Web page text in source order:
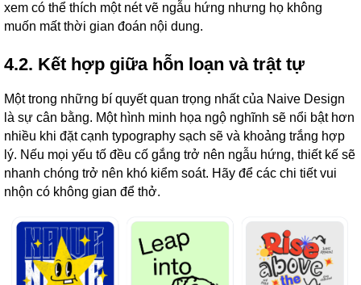
xem có thể thích một nét vẽ ngẫu hứng nhưng họ không
muốn mất thời gian đoán nội dung.
4.2. Kết hợp giữa hỗn loạn và trật tự
Một trong những bí quyết quan trọng nhất của Naive Design
là sự cân bằng. Một hình minh họa ngộ nghĩnh sẽ nổi bật hơn
nhiều khi đặt cạnh typography sạch sẽ và khoảng trắng hợp
lý. Nếu mọi yếu tố đều cố gắng trở nên ngẫu hứng, thiết kế sẽ
nhanh chóng trở nên khó kiểm soát. Hãy để các chi tiết vui
nhộn có không gian để thở.